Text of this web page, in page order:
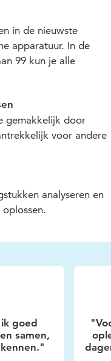
in de nieuwste
apparatuur. In de
99 kun je alle
gemakkelijk door
voor andere
analyseren en
goed
samen,